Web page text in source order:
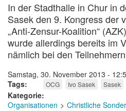
In der Stadthalle in Chur in
Sasek den 9. Kongress der
„Anti-Zensur-Koalition“
wurde allerdings bereits im
nämlich bei den
Samstag, 30. November 2013 -
Tags
OCG Ivo Sasek Sasek
Kategorie
Organisationen
Christliche